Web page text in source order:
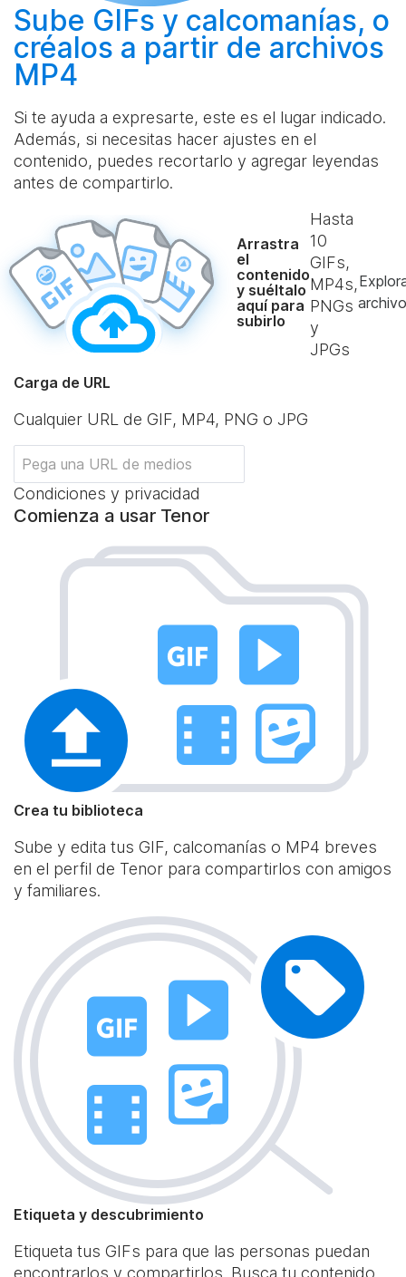
Sube GIFs y calcomanías, o
créalos a partir de archivos
MP4
Si te ayuda a expresarte, este es el lugar indicado.
Además, si necesitas hacer ajustes en el
contenido, puedes recortarlo y agregar leyendas
antes de compartirlo.
Arrastra
el
contenido
y suéltalo
aquí para
subirlo
Hasta
10
GIFs,
MP4s,
PNGs
y
JPGs
Carga de URL
Cualquier URL de GIF, MP4, PNG o JPG
Condiciones y privacidad
Comienza a usar Tenor
Crea tu biblioteca
Sube y edita tus GIF, calcomanías o MP4 breves
en el perfil de Tenor para compartirlos con amigos
y familiares.
Etiqueta y descubrimiento
Etiqueta tus GIFs para que las personas puedan
encontrarlos y compartirlos. Busca tu contenido